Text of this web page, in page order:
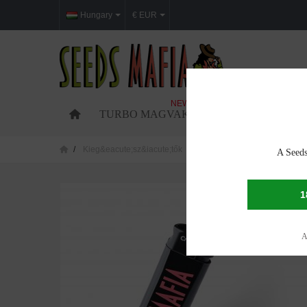
Hungary € EUR
TURBO MAGVAK
NEW
A Seeds Mafia Öngyújtó
A